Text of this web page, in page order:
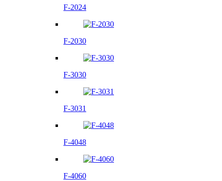
F-2024
F-2030
F-3030
F-3031
F-4048
F-4060